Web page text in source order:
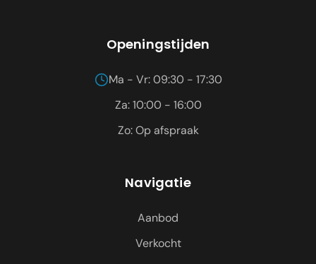
Openingstijden
Ma - Vr: 09:30 - 17:30
Za: 10:00 - 16:00
Zo: Op afspraak
Navigatie
Aanbod
Verkocht